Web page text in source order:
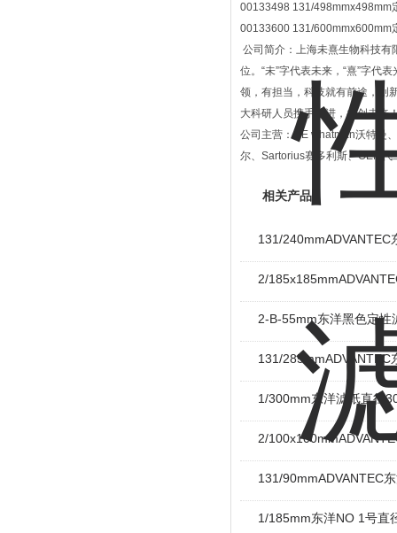
00133498 131/498mmx498mm
00133600 131/600mmx600mm
公司简介：上海未熹生物科技
位。“未”字代表未来，“熹”字代
领，有担当，科技就有前途，创
大科研人员携手共进，共创未来
公司主营：GE whatman沃特曼
尔、Sartorius赛多利斯、OEM
相关产品
131/
2/
2-B-55mm东洋黑色定性
131/
1/300mm东洋滤纸直径
2/
131/90mmADVANTEC
1/185mm东洋NO 1号直